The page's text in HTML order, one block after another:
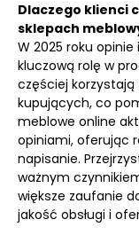
Dlaczego klienci
sklepach
W 2025 roku
kluczową rolę w
częściej korzystają
kupujących, co
meblowe online
opiniami, oferując
napisanie.
ważnym
większe zaufanie
jakość obsługi i